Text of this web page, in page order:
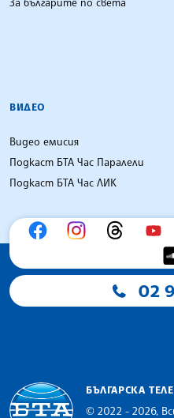
ВИДЕО
Видео емисия
Подкаст БТА Час Паралели
Подкаст БТА Час ЛИК
02
БЪЛГАРСКА
© 2022 - 2026,